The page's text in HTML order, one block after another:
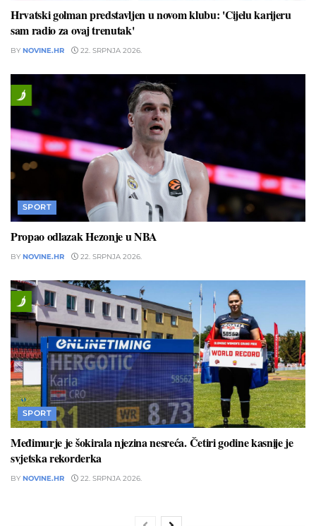
Hrvatski golman predstavljen u novom klubu: 'Cijelu karijeru
sam radio za ovaj trenutak'
BY NOVINE.HR 22. SRPNJA 2026.
SPORT
Propao odlazak Hezonje u NBA
BY NOVINE.HR 22. SRPNJA 2026.
SPORT
Međimurje je šokirala njezina nesreća. Četiri godine kasnije je
svjetska rekorderka
BY NOVINE.HR 22. SRPNJA 2026.